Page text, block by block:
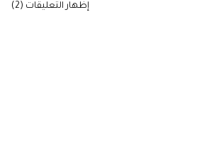
‫إظهار التعليقات (2)